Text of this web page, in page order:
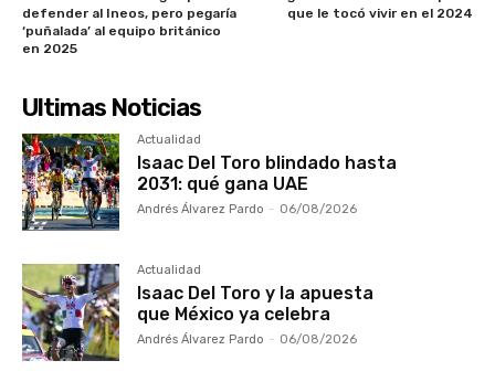
defender al Ineos, pero pegaría
‘puñalada’ al equipo británico
en 2025
que le tocó vivir en el 2024
Ultimas Noticias
Actualidad
Isaac Del Toro blindado hasta
2031: qué gana UAE
Andrés Álvarez Pardo - 06/08/2026
Actualidad
Isaac Del Toro y la apuesta
que México ya celebra
Andrés Álvarez Pardo - 06/08/2026